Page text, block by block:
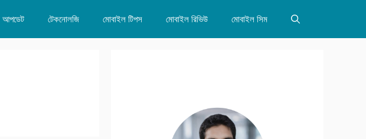
আপডেট টেকনোলজি মোবাইল টিপস মোবাইল রিভিউ মোবাইল সিম